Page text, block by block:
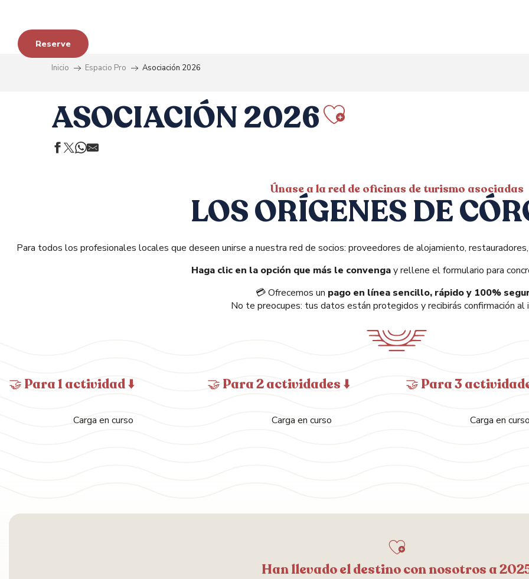
contenu
principal
Reserve
Inicio Espacio Pro Asociación 2026
ASOCIACIÓN 2026 Ajouter aux
Únase a la red de oficinas de turismo asociadas
LOS ORÍGENES DE
Para todos los profesionales locales que deseen unirse a nuestra red de socios: proveedores de alojamiento,
Haga clic en la opción que más le convengay rellene el formulario para
💳 Ofrecemos un pago en línea sencillo, rápido y 100%
No te preocupes: tus datos están protegidos y recibirás confirmación al
🤝 Para 1 actividad ⬇️
Carga en curso
🤝 Para 2 actividades ⬇️
Carga en curso
🤝 Para 3
Carga en curso
Han llevado el destino con nosotros a